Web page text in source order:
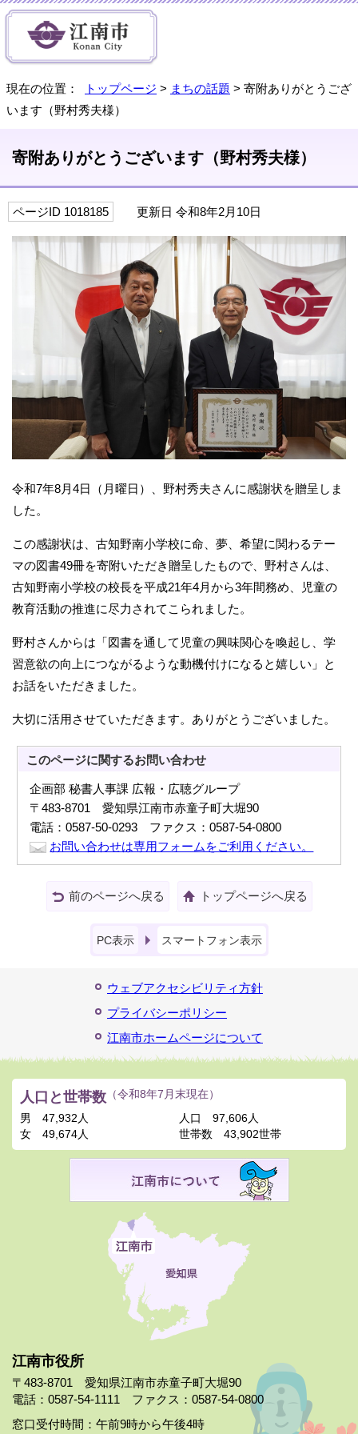
現在の位置： トップページ > まちの話題 > 寄附ありがとうござ
います（野村秀夫様）
寄附ありがとうございます（野村秀夫様）
ページID 1018185 更新日 令和8年2月10日
令和7年8月4日（月曜日）、野村秀夫さんに感謝状を贈呈しま
した。
この感謝状は、古知野南小学校に命、夢、希望に関わるテー
マの図書49冊を寄附いただき贈呈したもので、野村さんは、
古知野南小学校の校長を平成21年4月から3年間務め、児童の
教育活動の推進に尽力されてこられました。
野村さんからは「図書を通して児童の興味関心を喚起し、学
習意欲の向上につながるような動機付けになると嬉しい」と
お話をいただきました。
大切に活用させていただきます。ありがとうございました。
このページに関するお問い合わせ
企画部 秘書人事課 広報・広聴グループ
〒483-8701 愛知県江南市赤童子町大堀90
電話：0587-50-0293 ファクス：0587-54-0800
お問い合わせは専用フォームをご利用ください。
前のページへ戻る トップページへ戻る
PC表示 スマートフォン表示
ウェブアクセシビリティ方針
プライバシーポリシー
江南市ホームページについて
江南市役所
〒483-8701 愛知県江南市赤童子町大堀90
電話：0587-54-1111 ファクス：0587-54-0800
窓口受付時間：午前9時から午後4時
人口と世帯数 （令和8年7月末現在）
男
47,932人
女
49,674人
人口
97,606人
世帯数
43,902世帯